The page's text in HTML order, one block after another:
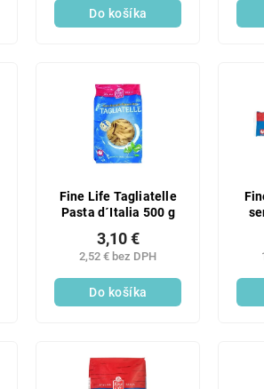
Do košíka
Fine Life Tagliatelle
Pasta d´Italia 500 g
2,52 € bez DPH
3,10 €
Do košíka